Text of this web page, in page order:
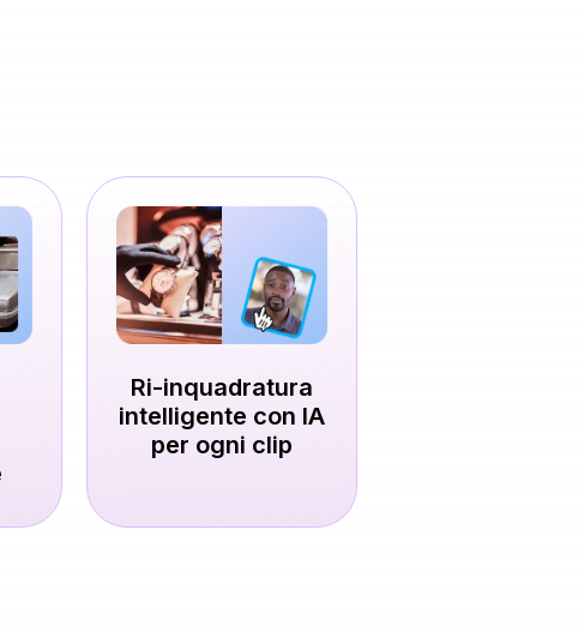
Ri-inquadratura
intelligente con IA
per ogni clip